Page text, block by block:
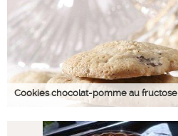
Cookies chocolat-pomme au fructose